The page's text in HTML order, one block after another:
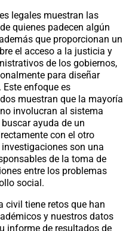
legales muestran las
quienes padecen algún
que proporcionan un
el acceso a la justicia y
de los gobiernos,
para diseñar
enfoque es
muestran que la mayoría
involucran al sistema
ayuda de un
con el otro
son una
de la toma de
entre los problemas
social.
civil tiene retos que han
y nuestros datos
informe de resultados de